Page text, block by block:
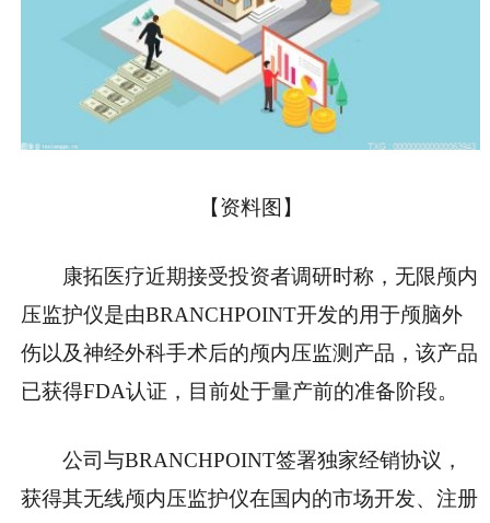
【资料图】
康拓医疗近期接受投资者调研时称，无限颅内
压监护仪是由BRANCHPOINT开发的用于颅脑外
伤以及神经外科手术后的颅内压监测产品，该产品
已获得FDA认证，目前处于量产前的准备阶段。
公司与BRANCHPOINT签署独家经销协议，
获得其无线颅内压监护仪在国内的市场开发、注册